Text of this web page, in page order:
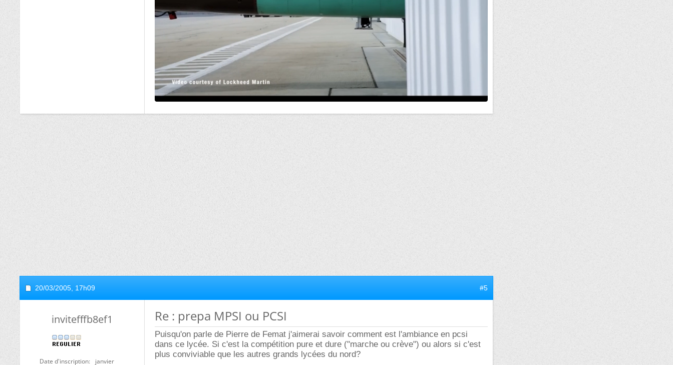
20/03/2005, 17h09 #5
invitefffb8ef1
Date d'inscription
janvier
Re : prepa MPSI ou PCSI
Puisqu'on parle de Pierre de Femat j'aimerai savoir comment est l'ambiance en pcsi
dans ce lycée. Si c'est la compétition pure et dure ("marche ou crève") ou alors si c'est
plus conviviable que les autres grands lycées du nord?